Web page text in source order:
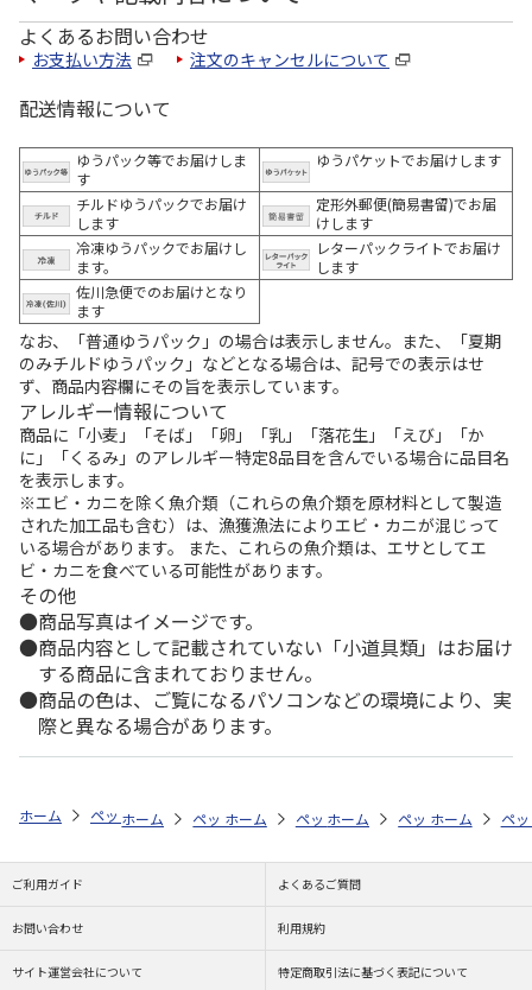
よくあるお問い合わせ
お支払い方法 注文のキャンセルについて
配送情報について
ゆうパック等でお届けしま
す
ゆうパケットでお届けします
チルドゆうパックでお届け
します
定形外郵便(簡易書留)でお届
けします
冷凍ゆうパックでお届けし
ます。
レターパックライトでお届け
します
佐川急便でのお届けとなり
ます
なお、「普通ゆうパック」の場合は表示しません。また、「夏期
のみチルドゆうパック」などとなる場合は、記号での表示はせ
ず、商品内容欄にその旨を表示しています。
アレルギー情報について
商品に「小麦」「そば」「卵」「乳」「落花生」「えび」「か
に」「くるみ」のアレルギー特定8品目を含んでいる場合に品目名
を表示します。
※エビ・カニを除く魚介類（これらの魚介類を原材料として製造
された加工品も含む）は、漁獲漁法によりエビ・カニが混じって
いる場合があります。 また、これらの魚介類は、エサとしてエ
ビ・カニを食べている可能性があります。
その他
商品写真はイメージです。
商品内容として記載されていない「小道具類」はお届け
する商品に含まれておりません。
商品の色は、ご覧になるパソコンなどの環境により、実
際と異なる場合があります。
ホーム ペットストア ケージ・飼育その他用品 ケージアクセサリ（
ホーム ペットストア ケージ・飼育その他用品 ケ
ホーム ペットストア ケージ・飼育その
ホーム ペットストア ケ
ホーム ペ
ご利用ガイド よくあるご質問
お問い合わせ 利用規約
サイト運営会社について 特定商取引法に基づく表記について